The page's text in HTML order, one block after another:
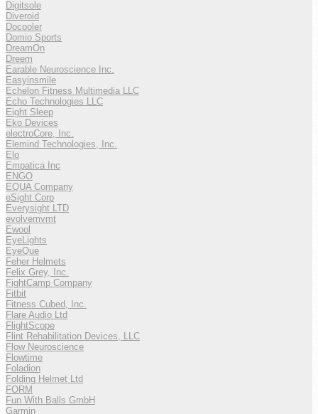
Digitsole
Diveroid
Docooler
Domio Sports
DreamOn
Dreem
Earable Neuroscience Inc.
Easyinsmile
Echelon Fitness Multimedia LLC
Echo Technologies LLC
Eight Sleep
Eko Devices
electroCore, Inc.
Elemind Technologies, Inc.
Elo
Empatica Inc
ENGO
EQUA Company
eSight Corp
Everysight LTD
evolvemvmt
Ewool
EyeLights
EyeQue
Feher Helmets
Felix Grey, Inc.
FightCamp Company
Fitbit
Fitness Cubed, Inc.
Flare Audio Ltd
FlightScope
Flint Rehabilitation Devices, LLC
Flow Neuroscience
Flowtime
Foladion
Folding Helmet Ltd
FORM
Fun With Balls GmbH
Garmin